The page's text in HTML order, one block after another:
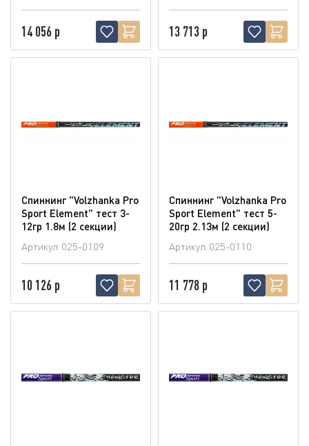
14 056 р 13 713 р
Спиннинг "Volzhanka Pro
Sport Element" тест 3-
12гр 1.8м (2 секции)
Артикул 025-0109
10 126 р
Спиннинг "Volzhanka Pro
Sport Element" тест 5-
20гр 2.13м (2 секции)
Артикул 025-0110
11 778 р